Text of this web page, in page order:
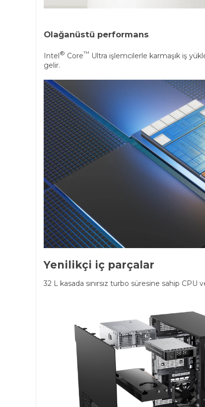
Olağanüstü performans
Intel® Core™ Ultra işlemcilerle karmaşık iş
gelir.
Yenilikçi iç parçalar
32 L kasada sınırsız turbo süresine sahip